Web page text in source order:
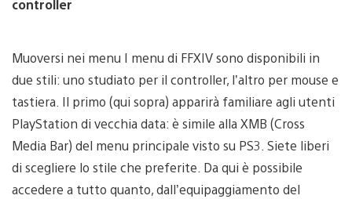
controller
Muoversi nei menu I menu di FFXIV sono disponibili in
due stili: uno studiato per il controller, l’altro per mouse e
tastiera. Il primo (qui sopra) apparirà familiare agli utenti
PlayStation di vecchia data: è simile alla XMB (Cross
Media Bar) del menu principale visto su PS3. Siete liberi
di scegliere lo stile che preferite. Da qui è possibile
accedere a tutto quanto, dall’equipaggiamento del